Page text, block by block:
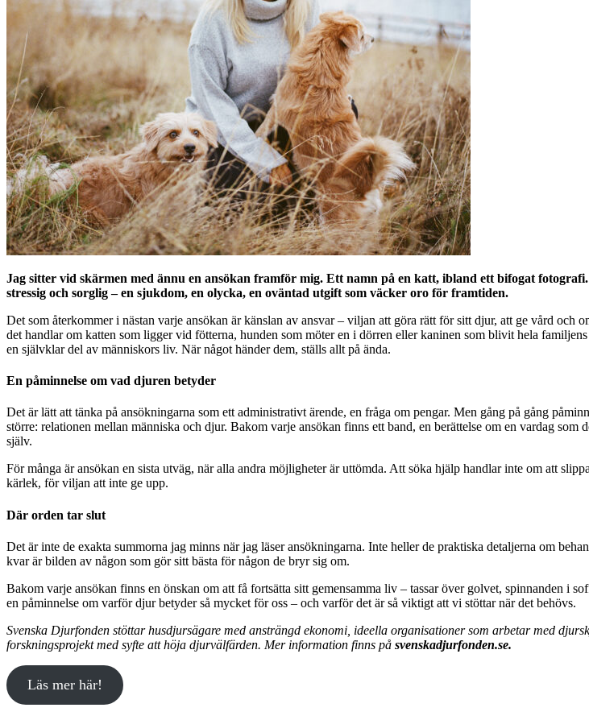
Jag sitter vid skärmen med ännu en ansökan framför mig. Ett namn på en katt, ibland ett bifogat
stressig och sorglig – en sjukdom, en olycka, en oväntad utgift som väcker oro för framtiden.
Det som återkommer i nästan varje ansökan är känslan av ansvar – viljan att göra rätt för sitt djur, att ge vård och
det handlar om katten som ligger vid fötterna, hunden som möter en i dörren eller kaninen som blivit hela
en självklar del av människors liv. När något händer dem, ställs allt på ända.
En påminnelse om vad djuren betyder
Det är lätt att tänka på ansökningarna som ett administrativt ärende, en fråga om pengar. Men gång på gång
större: relationen mellan människa och djur. Bakom varje ansökan finns ett band, en berättelse om en vardag som
själv.
För många är ansökan en sista utväg, när alla andra möjligheter är uttömda. Att söka hjälp handlar inte om att
kärlek, för viljan att inte ge upp.
Där orden tar slut
Det är inte de exakta summorna jag minns när jag läser ansökningarna. Inte heller de praktiska detaljerna om
kvar är bilden av någon som gör sitt bästa för någon de bryr sig om.
Bakom varje ansökan finns en önskan om att få fortsätta sitt gemensamma liv – tassar över golvet, spinnanden i
en påminnelse om varför djur betyder så mycket för oss – och varför det är så viktigt att vi stöttar när det behövs.
Svenska Djurfonden stöttar husdjursägare med ansträngd ekonomi, ideella organisationer som arbetar med
forskningsprojekt med syfte att höja djurvälfärden. Mer information finns på svenskadjurfonden.se.
Läs mer här!